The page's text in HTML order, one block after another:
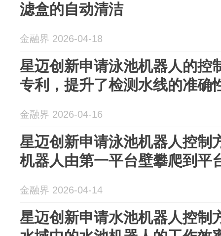
滤盒的自动清洁
金融界 2026-04-18
星迈创新申请泳池机器人的控
专利，提升了检测水线的准确
金融界 2026-04-16
星迈创新申请泳池机器人控制
机器人由第一平台壁攀爬到平
金融界 2026-04-14
星迈创新申请水池机器人控制